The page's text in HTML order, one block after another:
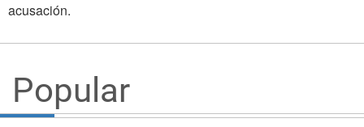
acusación.
Popular